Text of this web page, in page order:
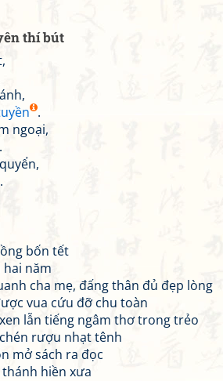
thí bút
.
ngoại,
bốn tết
hai năm
cha mẹ, đấng thân đủ đẹp lòng
vua cứu đỡ chu toàn
lẫn tiếng ngâm thơ trong trẻo
rượu nhạt tênh
mở sách ra đọc
thánh hiền xưa